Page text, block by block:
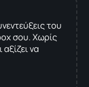
του
σου. Χωρίς
να